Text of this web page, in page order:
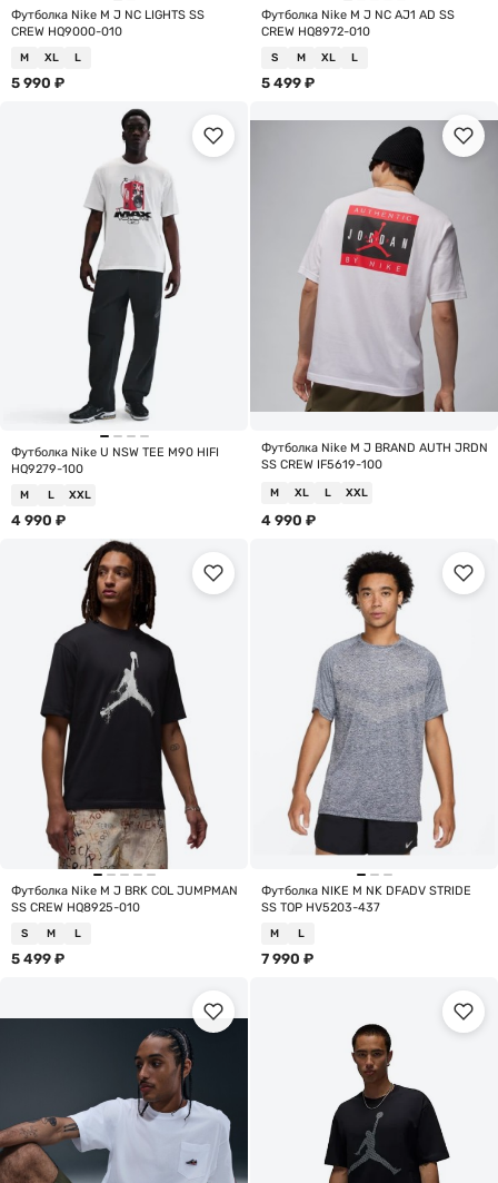
Футболка Nike M J NC LIGHTS SS
CREW HQ9000-010
M XL L
5 990 ₽
Футболка Nike M J NC AJ1 AD SS
CREW HQ8972-010
S M XL L
5 499 ₽
Футболка Nike U NSW TEE M90 HIFI
HQ9279-100
M L XXL
4 990 ₽
Футболка Nike M J BRAND AUTH JRDN
SS CREW IF5619-100
M XL L XXL
4 990 ₽
Футболка Nike M J BRK COL JUMPMAN
SS CREW HQ8925-010
S M L
5 499 ₽
Футболка NIKE M NK DFADV STRIDE
SS TOP HV5203-437
M L
7 990 ₽